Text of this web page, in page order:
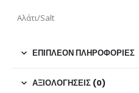
Αλάτι/Salt
ΕΠΙΠΛΈΟΝ ΠΛΗΡΟΦΟΡΊΕΣ
ΑΞΙΟΛΟΓΉΣΕΙΣ (0)